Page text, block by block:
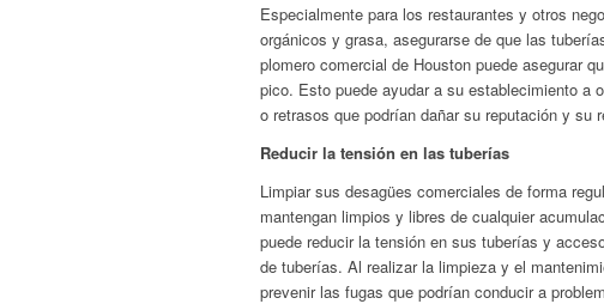
Especialmente para los restaurantes y otros
orgánicos y grasa, asegurarse de que las
plomero comercial de Houston puede asegurar
pico. Esto puede ayudar a su establecimiento a
o retrasos que podrían dañar su reputación y su
Reducir la tensión en las tuberías
Limpiar sus desagües comerciales de forma
mantengan limpios y libres de cualquier
puede reducir la tensión en sus tuberías y
de tuberías. Al realizar la limpieza y el
prevenir las fugas que podrían conducir a